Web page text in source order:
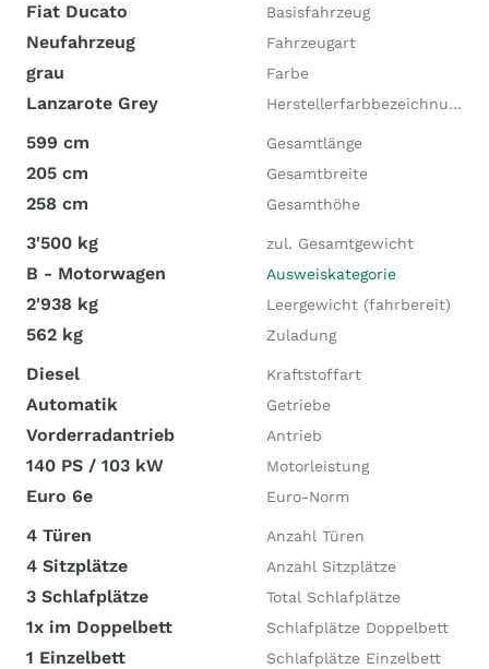
Fiat Ducato Basisfahrzeug
Neufahrzeug Fahrzeugart
grau Farbe
Lanzarote Grey Herstellerfarbbezeichnung
599 cm Gesamtlänge
205 cm Gesamtbreite
258 cm Gesamthöhe
3'500 kg zul. Gesamtgewicht
B - Motorwagen Ausweiskategorie
2'938 kg Leergewicht (fahrbereit)
562 kg Zuladung
Diesel Kraftstoffart
Automatik Getriebe
Vorderradantrieb Antrieb
140 PS / 103 kW Motorleistung
Euro 6e Euro-Norm
4 Türen Anzahl Türen
4 Sitzplätze Anzahl Sitzplätze
3 Schlafplätze Total Schlafplätze
1x im Doppelbett Schlafplätze Doppelbett
1 Einzelbett Schlafplätze Einzelbett